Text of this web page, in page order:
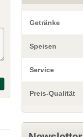
Getränke
Speisen
Service
Preis-Qualität